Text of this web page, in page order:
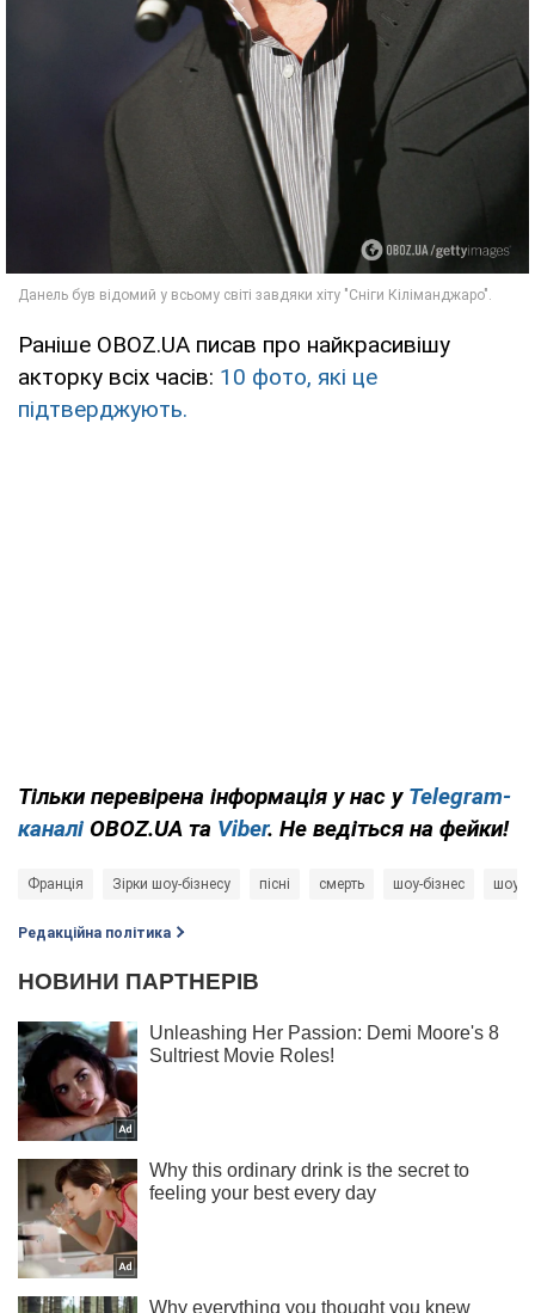
Раніше OBOZ.UA писав про найкрасивішу
акторку всіх часів: 10 фото, які це
підтверджують.
Тільки перевірена інформація у нас у Telegram-
каналі OBOZ.UA та Viber. Не ведіться на фейки!
Франція Зірки шоу-бізнесу пісні смерть шоу-бізнес шоу
Редакційна політика